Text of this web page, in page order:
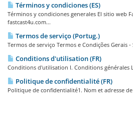
Términos y condiciones (ES)
Términos y condiciones generales El sitio web
fastcast4u.com...
Termos de serviço (Portug.)
Termos de serviço Termos e Condições Gerais -
Conditions d'utilisation (FR)
Conditions d'utilisation I. Conditions générales
Politique de confidentialité (FR)
Politique de confidentialité1. Nom et adresse